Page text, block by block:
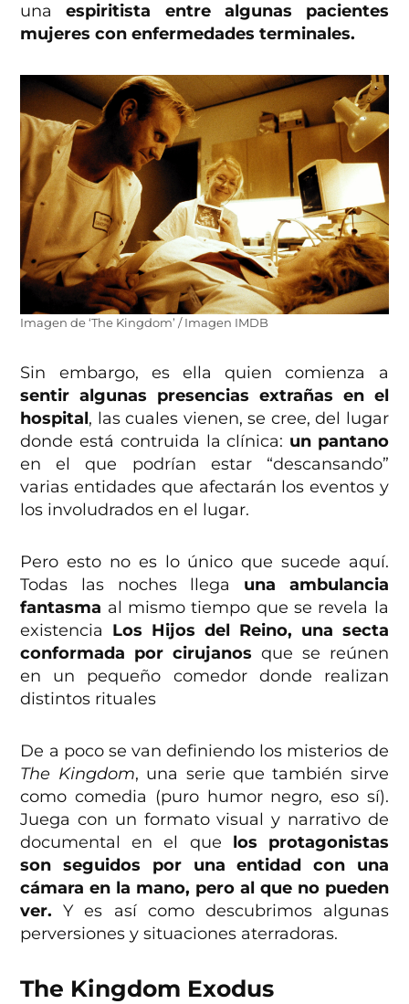
una
espiritista
entre algunas pacientes
mujeres con enfermedades terminales.
Imagen de ‘The Kingdom’ / Imagen IMDB
Sin embargo, es ella quien comienza a
sentir algunas presencias extrañas en el
hospital, las cuales vienen, se cree, del lugar
donde está contruida la clínica: un pantano
en el que podrían estar “descansando”
varias entidades que afectarán los eventos y
los involudrados en el lugar.
Pero esto no es lo único que sucede aquí.
Todas las noches llega una ambulancia
fantasma al mismo tiempo que se revela la
existencia Los Hijos del Reino, una secta
conformada por cirujanos que se reúnen
en un pequeño comedor donde realizan
distintos rituales
De a poco se van definiendo los misterios de
The Kingdom, una serie que también sirve
como comedia (puro humor negro, eso sí).
Juega con un formato visual y narrativo de
documental en el que los protagonistas
son seguidos por una entidad con una
cámara en la mano, pero al que no pueden
ver.Y es así como descubrimos algunas
perversiones y situaciones aterradoras.
The Kingdom Exodus